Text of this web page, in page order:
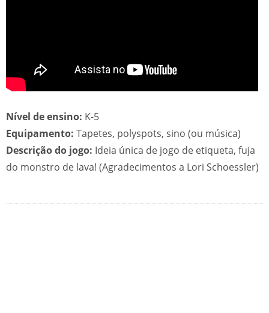
Nível de ensino: K-5
Equipamento: Tapetes, polyspots, sino (ou música)
Descrição do jogo: Ideia única de jogo de etiqueta, fuja
do monstro de lava! (Agradecimentos a Lori Schoessler)